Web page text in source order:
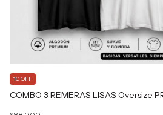
COMBO 3 REMERAS LISAS Oversize
10 OFF